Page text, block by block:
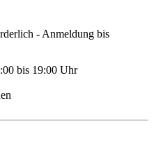
- Anmeldung bis
bis 19:00 Uhr